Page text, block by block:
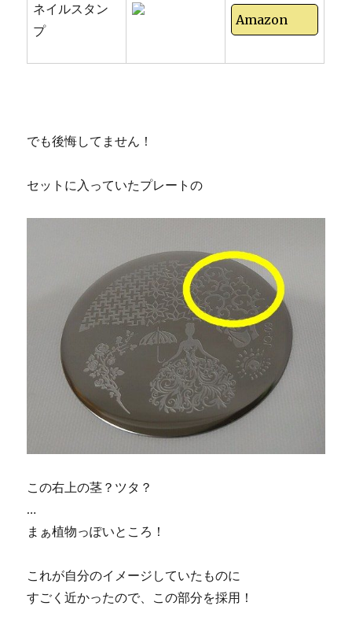
ネイルスタン
プ
Amazon
でも後悔してません！
セットに入っていたプレートの
この右上の茎？ツタ？
…
まぁ植物っぽいところ！
これが自分のイメージしていたものに
すごく近かったので、この部分を採用！